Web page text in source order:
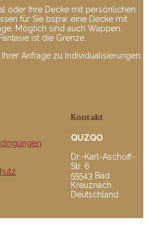
oder Ihre Decke mit persönlichen
für Sie bspw. eine Decke mit
Möglich sind auch Wappen,
ist die Grenze.
Anfrage zu Individualisierungen.
Kontakt
QUZQO
Dr.-Karl-Aschoff-
Str. 6
55543 Bad
Kreuznach
Deutschland